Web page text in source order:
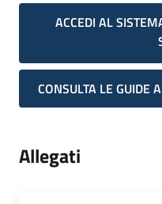
ACCEDI AL
CONSULTA LE GUIDE
Allegati